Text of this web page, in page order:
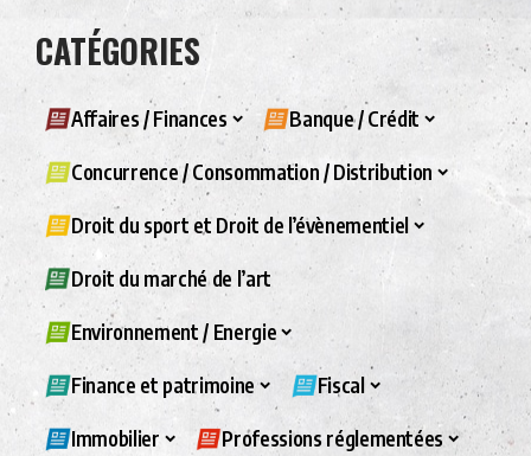
CATÉGORIES
Affaires / Finances Banque / Crédit
Concurrence / Consommation / Distribution
Droit du sport et Droit de l’évènementiel
Droit du marché de l’art
Environnement / Energie
Finance et patrimoine Fiscal
Immobilier Professions réglementées